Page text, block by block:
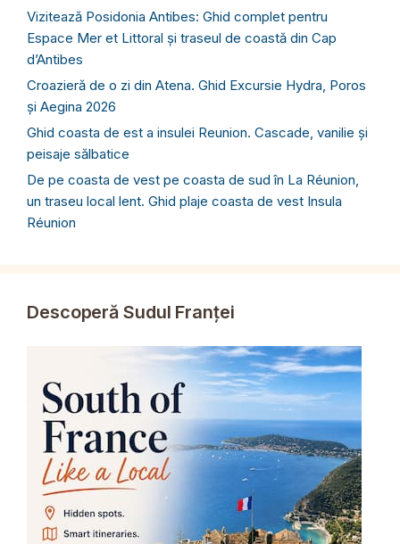
Vizitează Posidonia Antibes: Ghid complet pentru
Espace Mer et Littoral și traseul de coastă din Cap
d’Antibes
Croazieră de o zi din Atena. Ghid Excursie Hydra, Poros
și Aegina 2026
Ghid coasta de est a insulei Reunion. Cascade, vanilie și
peisaje sălbatice
De pe coasta de vest pe coasta de sud în La Réunion,
un traseu local lent. Ghid plaje coasta de vest Insula
Réunion
Descoperă Sudul Franței